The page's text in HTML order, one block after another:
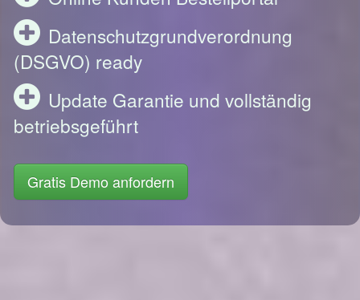
Datenschutzgrundverordnung
(DSGVO) ready
Update Garantie und vollständig
betriebsgeführt
Gratis Demo anfordern